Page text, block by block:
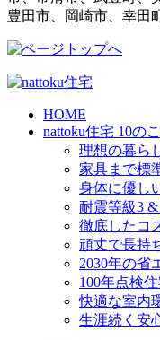
豊田市、岡崎市、幸田
HOME
nattoku住宅 10の
理想の暮ら
家具まで標
身体に優し
耐震等級3
徹底したコ
頑丈で長持
2030年の省
100年点検
快適な室内
生涯続く安